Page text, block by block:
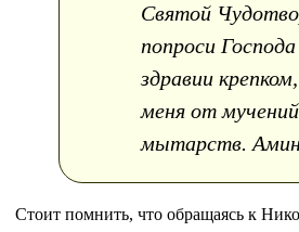
Святой
попроси
здравии
меня от
мытарств.
Стоит помнить, что обращаясь к